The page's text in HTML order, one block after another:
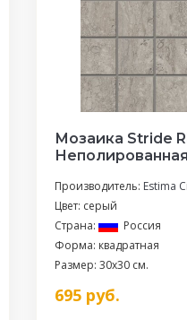
Мозаика Stride
Неполированная
Производитель: Estima
Цвет: серый
Страна:
Россия
Форма: квадратная
Размер: 30x30 см.
695руб.